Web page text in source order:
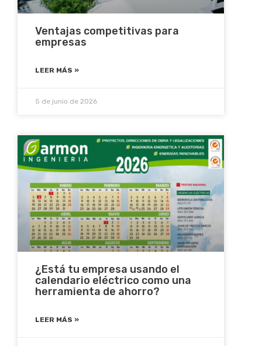
Ventajas competitivas para
empresas
LEER MÁS »
5 de junio de 2026
¿Está tu empresa usando el
calendario eléctrico como una
herramienta de ahorro?
LEER MÁS »